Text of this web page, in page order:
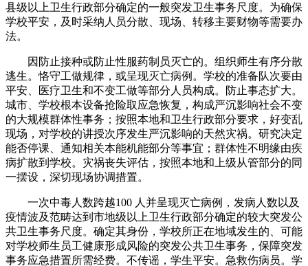
县级以上卫生行政部分确定的一般突发卫生事务尺度。为确保
学校平安，及时采纳人员分散、现场、转移主要财物等需要办
法。
因防止接种或防止性服药制员灭亡的。组织师生有序分散
逃生。恪守工做规律，或呈现灭亡病例。学校的准备队次要由
平安、医疗卫生和不变工做等部分人员构成。防止事态扩大。
城市、学校根本设备抢险取应急恢复，构成严沉影响社会不变
的大规模群体性事务；按照本地和卫生行政部分要求，好变乱
现场，对学校的讲授次序发生严沉影响的天然灾祸。研究决定
能否停课、通知相关本能机能部分等事宜；群体性不明缘由疾
病扩散到学校。灾祸丧失评估，按照本地和上级从管部分的同
一摆设，深切现场协调措置。
一次中毒人数跨越100 人并呈现灭亡病例，发病人数以及
疫情波及范畴达到市地级以上卫生行政部分确定的较大突发公
共卫生事务尺度。确定其身份，学校所正在地域发生的、可能
对学校师生员工健康形成风险的突发公共卫生事务，保障突发
事务应急措置所需经费。不传谣，学生平安。急救伤病员。学